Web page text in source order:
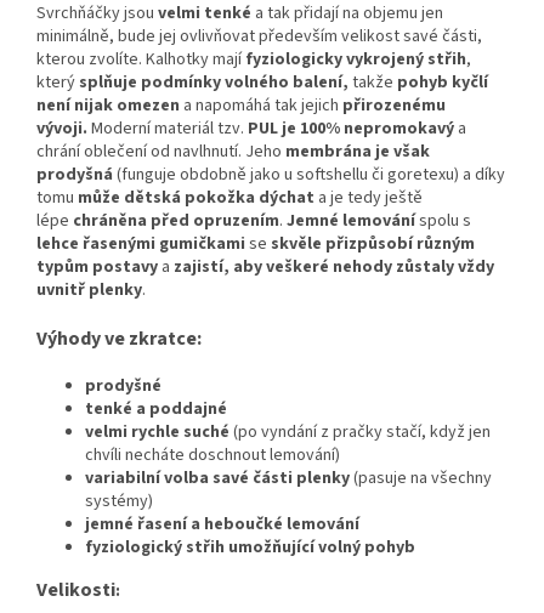
Svrchňáčky jsou velmi tenké a tak přidají na objemu jen
minimálně, bude jej ovlivňovat především velikost savé části,
kterou zvolíte. Kalhotky majífyziologicky vykrojený střih,
který splňuje podmínky volného balení, takže pohyb kyčlí
není nijak omezen a napomáhá tak jejich přirozenému
vývoji. Moderní materiál tzv. PUL je 100% nepromokavý a
chrání oblečení od navlhnutí. Jeho membrána je však
prodyšná (funguje obdobně jako u softshellu či goretexu) a díky
tomu může dětská pokožka dýchat a je tedy ještě
lépe chráněna před opruzením. Jemné lemováníspolu s
lehce řasenými gumičkami se skvěle přizpůsobí různým
typům postavy a zajistí, aby veškeré nehody zůstaly vždy
uvnitř plenky.
Výhody ve zkratce:
prodyšné
tenké a poddajné
velmi rychle suché (po vyndání z pračky stačí, když jen
chvíli necháte doschnout lemování)
variabilní volba savé části plenky(pasuje na všechny
systémy)
jemné řasení a heboučké lemování
fyziologický střih umožňující volný pohyb
Velikosti: